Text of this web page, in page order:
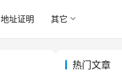
地址证明 其它
热门文章